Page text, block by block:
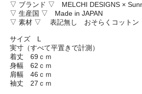
▽ ブランド ▽ MELCHI DESIGNS ×
▽ 生産国 ▽ Made in JAPAN
▽ 素材 ▽ 表記無し おそらくコットン
サイズ L
実寸（すべて平置きで計測）
着丈 69ｃｍ
身幅 62ｃｍ
肩幅 46ｃｍ
袖丈 27ｃｍ